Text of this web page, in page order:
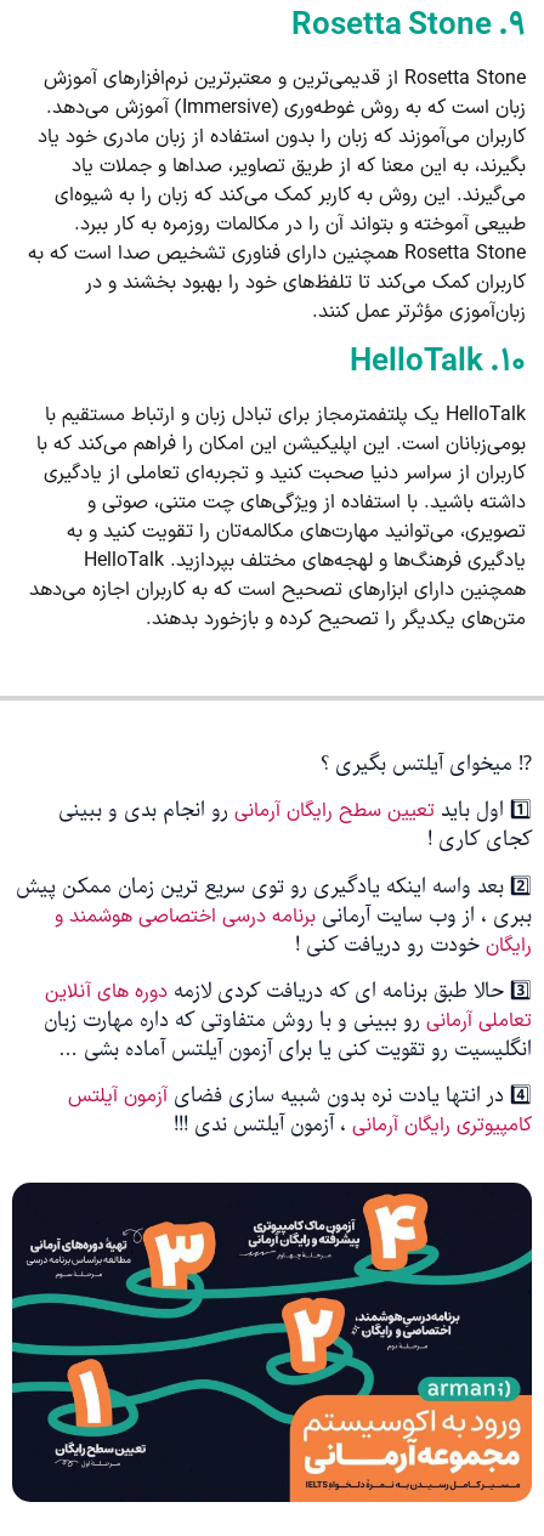
۹. Rosetta Stone
Rosetta Stone از قدیمی‌ترین و معتبرترین نرم‌افزارهای آموزش
زبان است که به روش غوطه‌وری (Immersive) آموزش می‌دهد.
کاربران می‌آموزند که زبان را بدون استفاده از زبان مادری خود یاد
بگیرند، به این معنا که از طریق تصاویر، صداها و جملات یاد
می‌گیرند. این روش به کاربر کمک می‌کند که زبان را به شیوه‌ای
طبیعی آموخته و بتواند آن را در مکالمات روزمره به کار ببرد.
Rosetta Stone همچنین دارای فناوری تشخیص صدا است که به
کاربران کمک می‌کند تا تلفظ‌های خود را بهبود بخشند و در
زبان‌آموزی مؤثرتر عمل کنند.
۱۰. HelloTalk
HelloTalk یک پلتفمترمجاز برای تبادل زبان و ارتباط مستقیم با
بومی‌زبانان است. این اپلیکیشن این امکان را فراهم می‌کند که با
کاربران از سراسر دنیا صحبت کنید و تجربه‌ای تعاملی از یادگیری
داشته باشید. با استفاده از ویژگی‌های چت متنی، صوتی و
تصویری، می‌توانید مهارت‌های مکالمه‌تان را تقویت کنید و به
یادگیری فرهنگ‌ها و لهجه‌های مختلف بپردازید. HelloTalk
همچنین دارای ابزارهای تصحیح است که به کاربران اجازه می‌دهد
متن‌های یکدیگر را تصحیح کرده و بازخورد بدهند.
⁉️ میخوای آیلتس بگیری ؟
1️⃣ اول باید
تعیین سطح رایگان آرمانی رو انجام بدی و ببینی
کجای کاری !
2️⃣ بعد واسه اینکه یادگیری رو توی سریع ترین زمان ممکن پیش
ببری ، از وب سایت آرمانی برنامه درسی اختصاصی هوشمند و
رایگان خودت رو دریافت کنی !
3️⃣ حالا طبق برنامه ای که دریافت کردی لازمه
دوره های آنلاین
تعاملی آرمانی رو ببینی و با روش متفاوتی که داره مهارت زبان
انگلیسیت رو تقویت کنی یا برای آزمون آیلتس آماده بشی …
4️⃣ در انتها یادت نره بدون شبیه سازی فضای
آزمون آیلتس
کامپیوتری رایگان آرمانی ، آزمون آیلتس ندی !!!